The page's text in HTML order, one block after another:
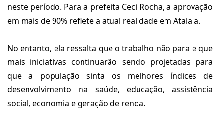
neste período. Para a prefeita Ceci Rocha, a aprovação
em mais de 90% reflete a atual realidade em Atalaia.
No entanto, ela ressalta que o trabalho não para e que
mais iniciativas continuarão sendo projetadas para
que a população sinta os melhores índices de
desenvolvimento na saúde, educação, assistência
social, economia e geração de renda.